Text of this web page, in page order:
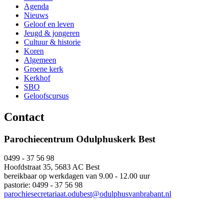
Agenda
Nieuws
Geloof en leven
Jeugd & jongeren
Cultuur & historie
Koren
Algemeen
Groene kerk
Kerkhof
SBO
Geloofscursus
Contact
Parochiecentrum Odulphuskerk Best
0499 - 37 56 98
Hoofdstraat 35, 5683 AC Best
bereikbaar op werkdagen van 9.00 - 12.00 uur
pastorie: 0499 - 37 56 98
parochiesecretariaat.odubest@odulphusvanbrabant.nl